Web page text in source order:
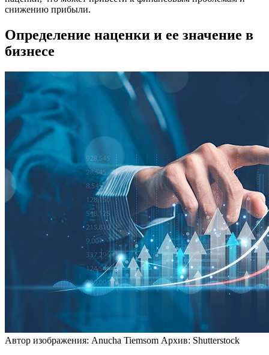
снижению прибыли.
Определение наценки и ее значение в
бизнесе
Автор изображения: Anucha Tiemsom Архив: Shutterstock